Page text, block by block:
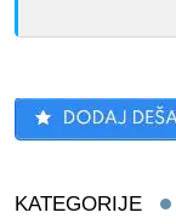
KATEGORIJE